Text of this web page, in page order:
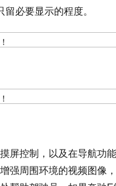
留必要显示的程度。
屏控制，以及在导航功
强周围环境的视频图像